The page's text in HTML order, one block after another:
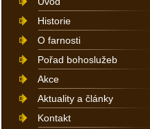
Historie
O farnosti
Pořad bohoslužeb
Akce
Aktuality a články
Kontakt